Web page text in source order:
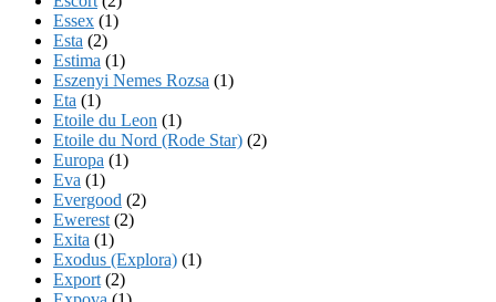
Essex (1)
Esta (2)
Estima (1)
Eszenyi Nemes Rozsa (1)
Eta (1)
Etoile du Leon (1)
Etoile du Nord (Rode Star) (2)
Europa (1)
Eva (1)
Evergood (2)
Ewerest (2)
Exita (1)
Exodus (Explora) (1)
Export (2)